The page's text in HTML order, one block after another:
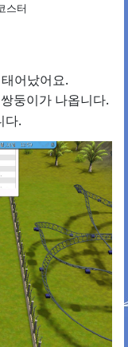
스터
어났어요.
둥이가 나옵니다.
다.